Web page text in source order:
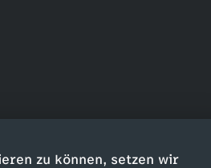
zu können, setzen wir